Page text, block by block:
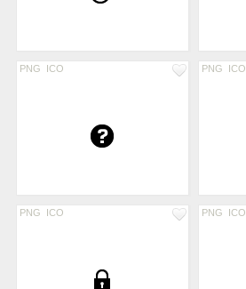
PNG ICO PNG ICO
PNG ICO PNG ICO